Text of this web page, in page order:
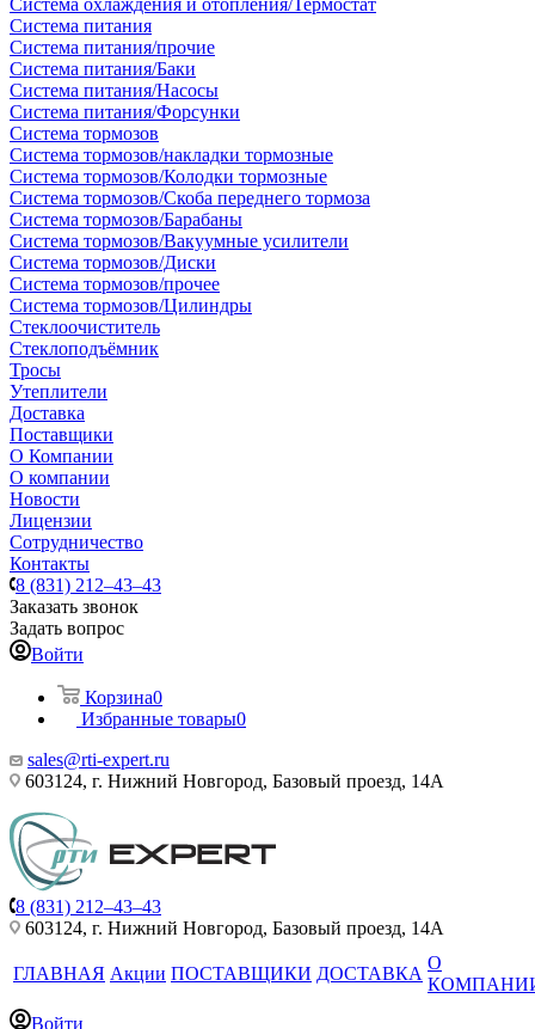
Система охлаждения и отопления/Термостат
Система питания
Система питания/прочие
Система питания/Баки
Система питания/Насосы
Система питания/Форсунки
Система тормозов
Система тормозов/накладки тормозные
Система тормозов/Колодки тормозные
Система тормозов/Скоба переднего тормоза
Система тормозов/Барабаны
Система тормозов/Вакуумные усилители
Система тормозов/Диски
Система тормозов/прочее
Система тормозов/Цилиндры
Стеклоочиститель
Стеклоподъёмник
Тросы
Утеплители
Доставка
Поставщики
О Компании
О компании
Новости
Лицензии
Сотрудничество
Контакты
8 (831) 212–43–43
Заказать звонок
Задать вопрос
Войти
Корзина0
Избранные товары0
sales@rti-expert.ru
603124, г. Нижний Новгород, Базовый проезд, 14А
8 (831) 212–43–43
603124, г. Нижний Новгород, Базовый проезд, 14А
ГЛАВНАЯ Акции ПОСТАВЩИКИ ДОСТАВКА
О
Войти